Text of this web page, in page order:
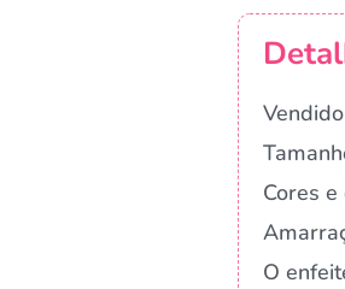
Cores
O